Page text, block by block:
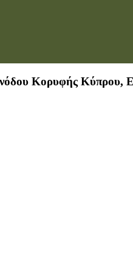
Κορυφής Κύπρου,